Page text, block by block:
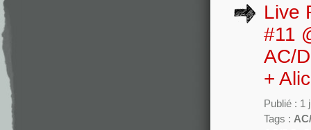
Live
#11
AC/
+
Publié : 1
Tags :